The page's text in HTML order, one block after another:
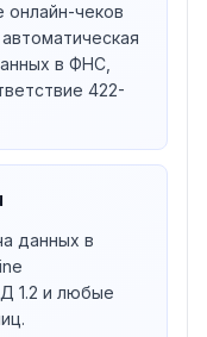
выбор
кассы
списания без
приложение
с
в
страницы с
с
и доставкой.
чеков
в ФНС,
422-
данных в
1.2 и любые